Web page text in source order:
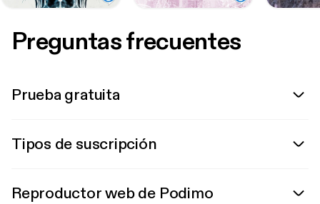
Preguntas frecuentes
Prueba gratuita
Tipos de suscripción
Reproductor web de Podimo